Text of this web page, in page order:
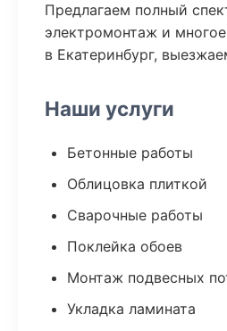
Предлагаем полный
электромонтаж и
в Екатеринбург,
Наши услуги
Бетонные работы
Облицовка плиткой
Сварочные работы
Поклейка обоев
Монтаж подвесных
Укладка ламината